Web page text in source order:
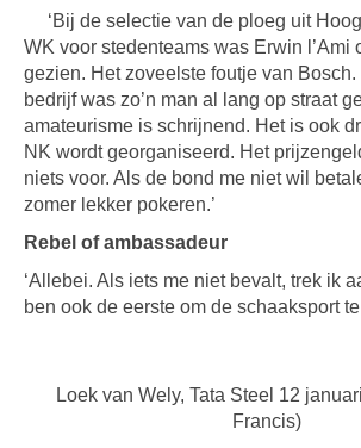
‘Bij de selectie van de ploeg uit
WK voor stedenteams was Erwin l’Ami
gezien. Het zoveelste foutje van
bedrijf was zo’n man al lang op straat
amateurisme is schrijnend. Het is ook
NK wordt georganiseerd. Het
niets voor. Als de bond me niet wil
zomer lekker pokeren.’
Rebel of ambassadeur
‘Allebei. Als iets me niet bevalt, trek ik
ben ook de eerste om de schaaksport te
Loek van Wely, Tata Steel 12
Francis)